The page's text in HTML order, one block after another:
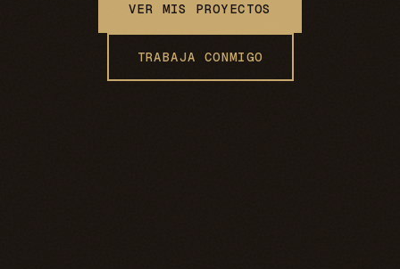
VER MIS PROYECTOS
TRABAJA CONMIGO